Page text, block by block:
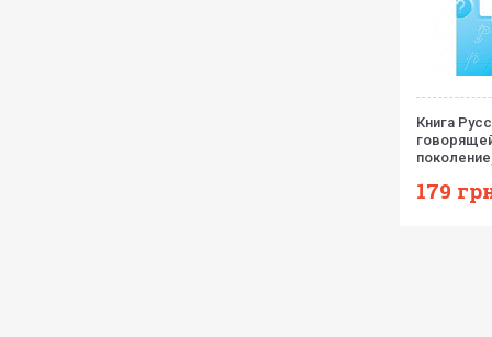
Книга
говорящей
179